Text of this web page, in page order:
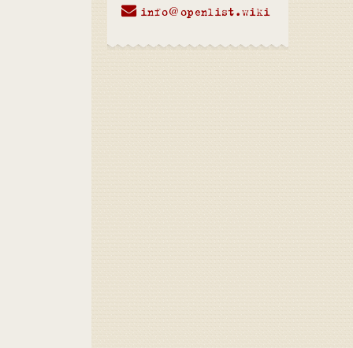
info@openlist.wiki